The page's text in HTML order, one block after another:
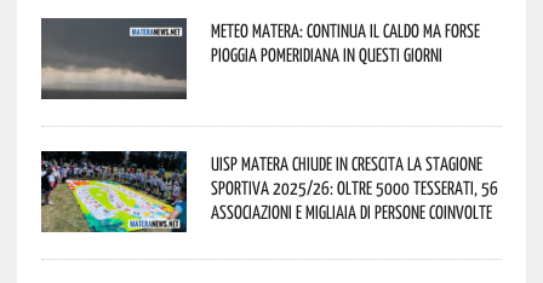
Meteo Matera: continua il caldo ma forse
pioggia pomeridiana in questi giorni
Uisp Matera chiude in crescita la stagione
sportiva 2025/26: oltre 5000 tesserati, 56
associazioni e migliaia di persone coinvolte